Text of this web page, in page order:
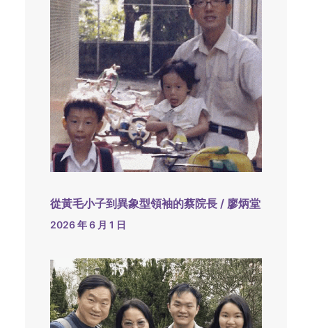
從黃毛小子到異象型領袖的蔡院長 / 廖炳堂
2026 年 6 月 1 日